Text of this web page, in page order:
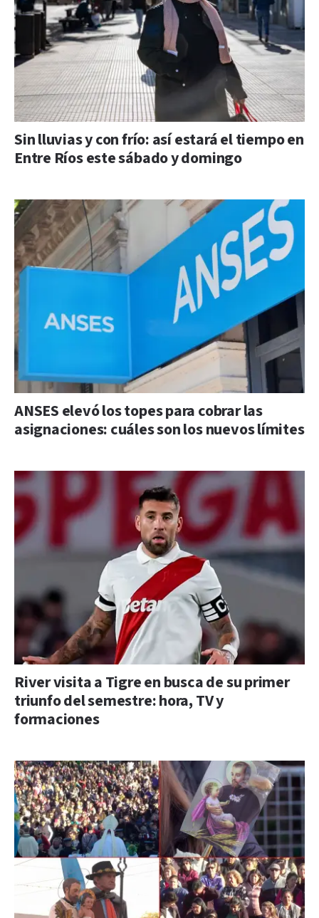
Sin lluvias y con frío: así estará el tiempo en
Entre Ríos este sábado y domingo
ANSES elevó los topes para cobrar las
asignaciones: cuáles son los nuevos límites
River visita a Tigre en busca de su primer
triunfo del semestre: hora, TV y
formaciones